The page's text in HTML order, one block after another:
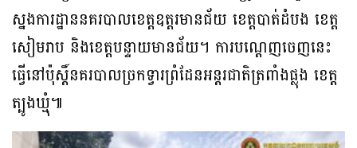
ស្នងការដ្ឋាននគរបាលខេត្តឧត្តរមានជ័យ ខេត្តបាត់ដំបង ខេត្ត
សៀមរាប និងខេត្តបន្ទាយមានជ័យ។ ការបណ្ដេញចេញនេះ
ធ្វើនៅប៉ុស្ដិ៍នគរបាលច្រកទ្វារព្រំដែនអន្តរជាតិត្រពាំងផ្លុង ខេត្ត
ត្បូងឃ្មុំ៕